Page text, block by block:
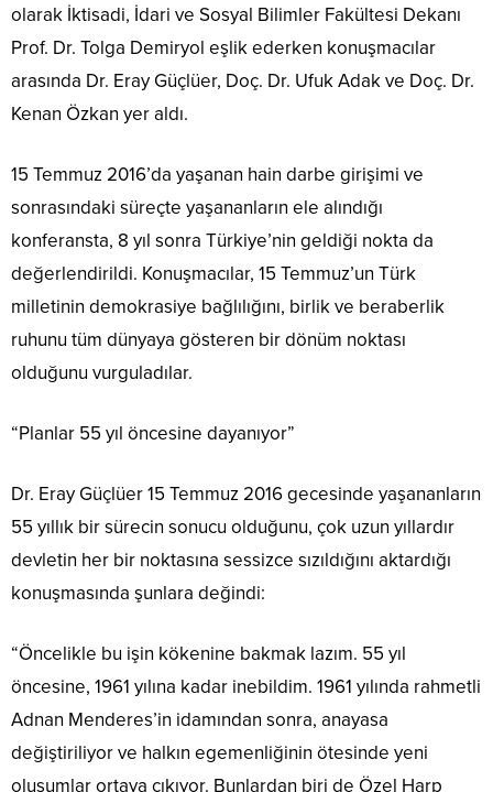
olarak İktisadi, İdari ve Sosyal Bilimler Fakültesi Dekanı
Prof. Dr. Tolga Demiryol eşlik ederken konuşmacılar
arasında Dr. Eray Güçlüer, Doç. Dr. Ufuk Adak ve Doç. Dr.
Kenan Özkan yer aldı.
15 Temmuz 2016’da yaşanan hain darbe girişimi ve
sonrasındaki süreçte yaşananların ele alındığı
konferansta, 8 yıl sonra Türkiye’nin geldiği nokta da
değerlendirildi. Konuşmacılar, 15 Temmuz’un Türk
milletinin demokrasiye bağlılığını, birlik ve beraberlik
ruhunu tüm dünyaya gösteren bir dönüm noktası
olduğunu vurguladılar.
“Planlar 55 yıl öncesine dayanıyor”
Dr. Eray Güçlüer 15 Temmuz 2016 gecesinde yaşananların
55 yıllık bir sürecin sonucu olduğunu, çok uzun yıllardır
devletin her bir noktasına sessizce sızıldığını aktardığı
konuşmasında şunlara değindi:
“Öncelikle bu işin kökenine bakmak lazım. 55 yıl
öncesine, 1961 yılına kadar inebildim. 1961 yılında rahmetli
Adnan Menderes’in idamından sonra, anayasa
değiştiriliyor ve halkın egemenliğinin ötesinde yeni
oluşumlar ortaya çıkıyor. Bunlardan biri de Özel Harp